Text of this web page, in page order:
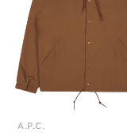
A.P.C.